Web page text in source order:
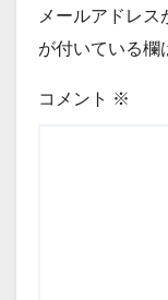
メールアドレス
が付いている欄
コメント ※